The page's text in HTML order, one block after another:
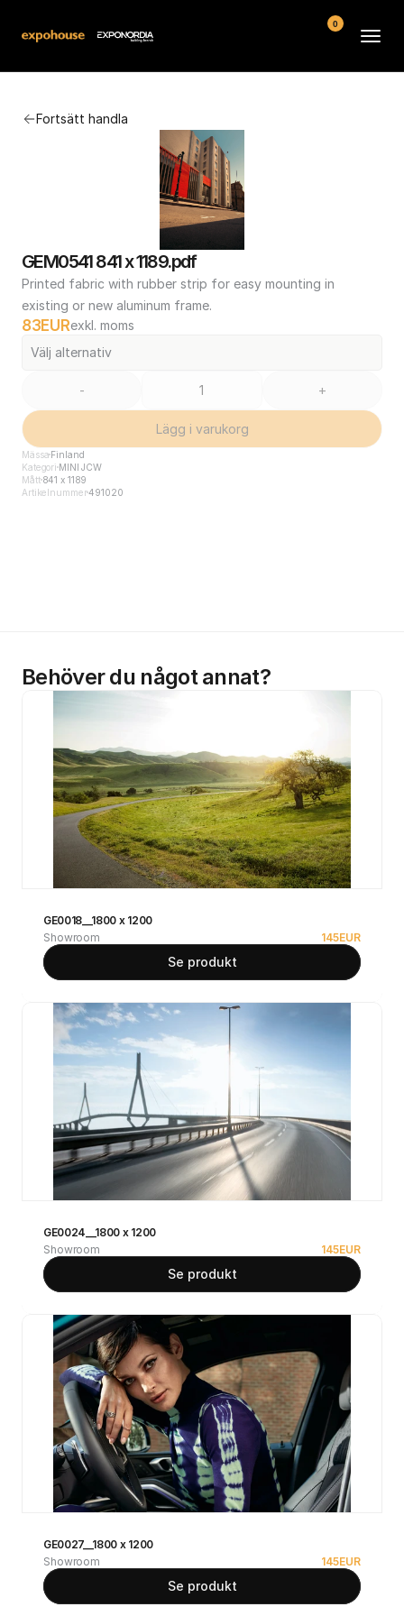
Fortsätt handla
GEM0541 841 x 1189.pdf
Printed fabric with rubber strip for easy mounting in
existing or new aluminum frame.
83EURexkl. moms
Välj alternativ
- +
Lägg i varukorg
Mässa Finland
Kategori MINI JCW
Mått841 x 1189
Artikelnummer491020
Behöver du något annat?
GE0018__1800 x 1200
Showroom
145EUR
Se produkt
GE0024__1800 x 1200
Showroom
145EUR
Se produkt
GE0027__1800 x 1200
Showroom
145EUR
Se produkt
Kontakt
Köpvillkor
0